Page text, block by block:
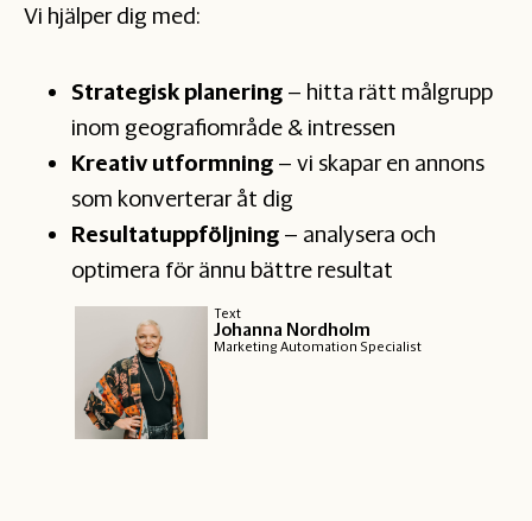
Vi hjälper dig med:
Strategisk planering – hitta rätt målgrupp
inom geografiområde & intressen
Kreativ utformning – vi skapar en annons
som konverterar åt dig
Resultatuppföljning – analysera och
optimera för ännu bättre resultat
Text
Johanna Nordholm
Marketing Automation Specialist